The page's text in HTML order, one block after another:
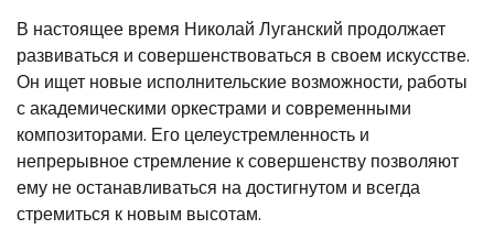
В настоящее время Николай Луганский продолжает
развиваться и совершенствоваться в своем искусстве.
Он ищет новые исполнительские возможности, работы
с академическими оркестрами и современными
композиторами. Его целеустремленность и
непрерывное стремление к совершенству позволяют
ему не останавливаться на достигнутом и всегда
стремиться к новым высотам.